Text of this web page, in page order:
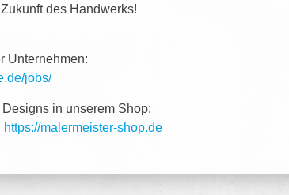
des Handwerks!
Unternehmen:
jobs/
in unserem Shop:
https://malermeister-shop.de